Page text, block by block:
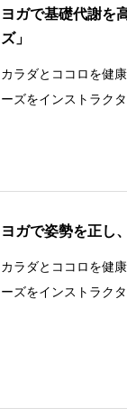
ヨガで基礎代謝を
ズ」
カラダとココロを健
ーズをインストラク
ヨガで姿勢を正し
カラダとココロを健
ーズをインストラク